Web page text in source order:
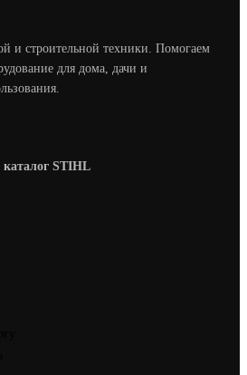
и строительной техники. Помогаем
для дома, дачи и
STIHL